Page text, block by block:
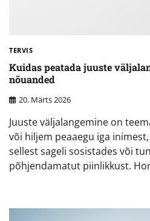
TERVIS
Kuidas peatada juuste
nõuanded
20. Märts 2026
Juuste väljalangemine on
või hiljem peaaegu iga
sellest sageli sosistades või
põhjendamatut piinlikkust.